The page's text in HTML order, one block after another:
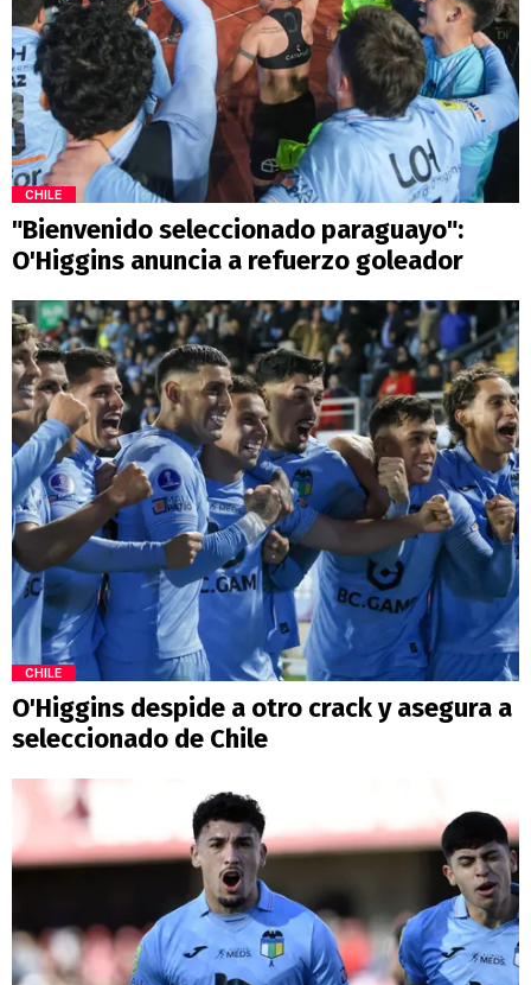
CHILE
"Bienvenido seleccionado paraguayo":
O'Higgins anuncia a refuerzo goleador
CHILE
O'Higgins despide a otro crack y asegura a
seleccionado de Chile